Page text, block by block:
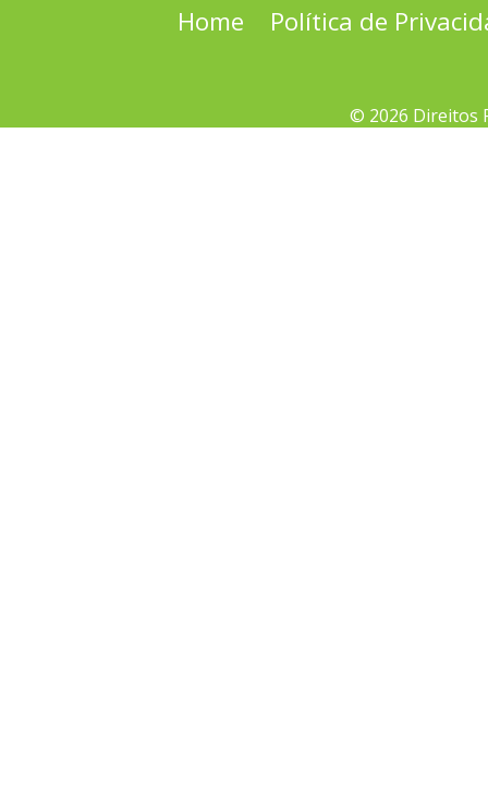
Home Política de
© 2026 Direitos